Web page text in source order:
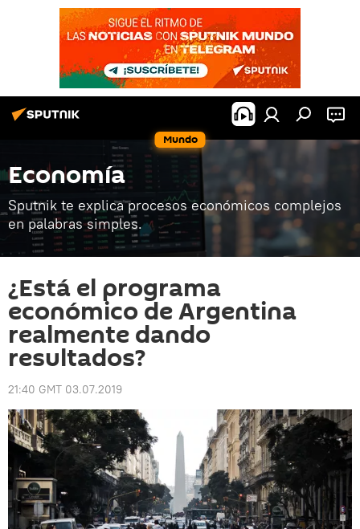
Mundo
Economía
Sputnik te explica procesos económicos complejos
en palabras simples.
¿Está el programa
económico de Argentina
realmente dando
resultados?
21:40 GMT 03.07.2019